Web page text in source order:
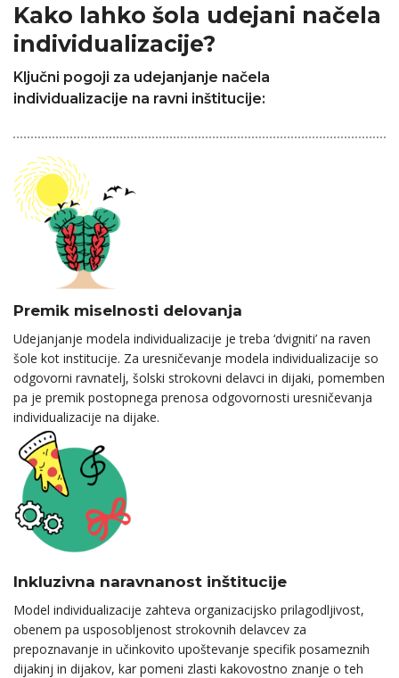
Kako lahko šola udejani načela
individualizacije?
Ključni pogoji za udejanjanje načela
individualizacije na ravni inštitucije:
Premik miselnosti delovanja
Udejanjanje modela individualizacije je treba ‘dvigniti’ na raven
šole kot institucije. Za uresničevanje modela individualizacije so
odgovorni ravnatelj, šolski strokovni delavci in dijaki, pomemben
pa je premik postopnega prenosa odgovornosti uresničevanja
individualizacije na dijake.
Inkluzivna naravnanost inštitucije
Model individualizacije zahteva organizacijsko prilagodljivost,
obenem pa usposobljenost strokovnih delavcev za
prepoznavanje in učinkovito upoštevanje specifik posameznih
dijakinj in dijakov, kar pomeni zlasti kakovostno znanje o teh